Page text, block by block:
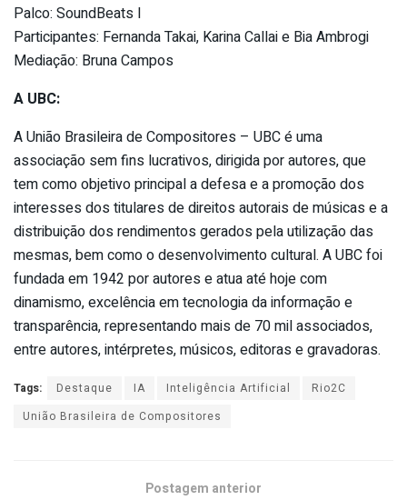
Palco: SoundBeats I
Participantes: Fernanda Takai, Karina Callai e Bia Ambrogi
Mediação: Bruna Campos
A UBC:
A União Brasileira de Compositores – UBC é uma
associação sem fins lucrativos, dirigida por autores, que
tem como objetivo principal a defesa e a promoção dos
interesses dos titulares de direitos autorais de músicas e a
distribuição dos rendimentos gerados pela utilização das
mesmas, bem como o desenvolvimento cultural. A UBC foi
fundada em 1942 por autores e atua até hoje com
dinamismo, excelência em tecnologia da informação e
transparência, representando mais de 70 mil associados,
entre autores, intérpretes, músicos, editoras e gravadoras.
Tags: Destaque IA Inteligência Artificial
Rio2C
União Brasileira de Compositores
Postagem anterior